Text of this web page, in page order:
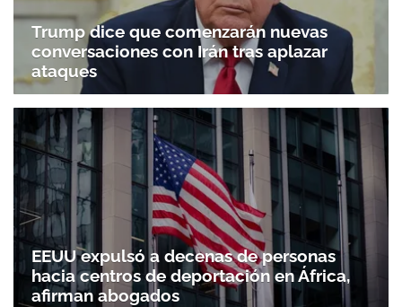
Trump dice que comenzarán nuevas
conversaciones con Irán tras aplazar
ataques
EEUU expulsó a decenas de personas
hacia centros de deportación en África,
afirman abogados